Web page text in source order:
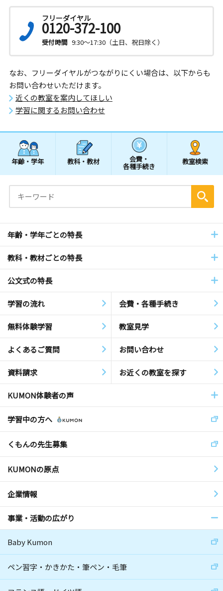
フリーダイヤル
0120-372-100
受付時間 9:30～17:30（土日、祝日除く）
なお、フリーダイヤルがつながりにくい場合は、以下からも
お問い合わせいただけます。
近くの教室を案内してほしい
学習に関するお問い合わせ
年齢・学年 教科・教材 会費・
各種手続き
教室検索
年齢・学年ごとの特長
教科・教材ごとの特長
公文式の特長
学習の流れ 会費・各種手続き
無料体験学習 教室見学
よくあるご質問 お問い合わせ
資料請求 お近くの教室を探す
KUMON体験者の声
学習中の方へ
くもんの先生募集
KUMONの原点
企業情報
事業・活動の広がり
Baby Kumon
ペン習字・かきかた・筆ペン・毛筆